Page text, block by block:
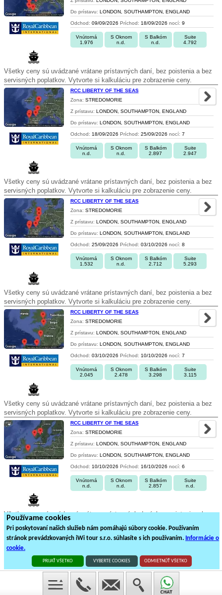
Používame cookies
Pri poskytovaní našich služieb nám pomáhajú súbory cookie. Používaním
stránok prevádzkovaných iWi tour s.r.o. súhlasíte s ich používaním. Informácie o
cookie.
PRIJAŤ VŠETKO VYBERTE COOKIES ODMIETNÚŤ VŠETKO
Do prístavu: LONDON, SOUTHAMPTON, ENGLAND
Odchod: 09/09/2026 Príchod: 18/09/2026 nocí: 9
Vnútorná
1.976
S Oknom
n.d.
S Balkóm
n.d.
Suite
4.792
Všetky ceny sú uvádzané vrátane prístavných daní, bez poistenia a bez
servisných poplatkov. Vytvorte si kalkuláciu pre zobrazenie ceny.
RCC LIBERTY OF THE SEAS
Zona: STREDOMORIE
Z prístavu: LONDON, SOUTHAMPTON, ENGLAND
Do prístavu: LONDON, SOUTHAMPTON, ENGLAND
Odchod: 18/09/2026 Príchod: 25/09/2026 nocí: 7
Vnútorná
n.d.
S Oknom
n.d.
S Balkóm
2.897
Suite
2.947
Všetky ceny sú uvádzané vrátane prístavných daní, bez poistenia a bez
servisných poplatkov. Vytvorte si kalkuláciu pre zobrazenie ceny.
RCC LIBERTY OF THE SEAS
Zona: STREDOMORIE
Z prístavu: LONDON, SOUTHAMPTON, ENGLAND
Do prístavu: LONDON, SOUTHAMPTON, ENGLAND
Odchod: 25/09/2026 Príchod: 03/10/2026 nocí: 8
Vnútorná
1.532
S Oknom
n.d.
S Balkóm
2.712
Suite
5.293
Všetky ceny sú uvádzané vrátane prístavných daní, bez poistenia a bez
servisných poplatkov. Vytvorte si kalkuláciu pre zobrazenie ceny.
RCC LIBERTY OF THE SEAS
Zona: STREDOMORIE
Z prístavu: LONDON, SOUTHAMPTON, ENGLAND
Do prístavu: LONDON, SOUTHAMPTON, ENGLAND
Odchod: 03/10/2026 Príchod: 10/10/2026 nocí: 7
Vnútorná
2.045
S Oknom
2.478
S Balkóm
3.298
Suite
3.115
Všetky ceny sú uvádzané vrátane prístavných daní, bez poistenia a bez
servisných poplatkov. Vytvorte si kalkuláciu pre zobrazenie ceny.
RCC LIBERTY OF THE SEAS
Zona: STREDOMORIE
Z prístavu: LONDON, SOUTHAMPTON, ENGLAND
Do prístavu: LONDON, SOUTHAMPTON, ENGLAND
Odchod: 10/10/2026 Príchod: 16/10/2026 nocí: 6
Vnútorná
n.d.
S Oknom
n.d.
S Balkóm
2.857
Suite
n.d.
Všetky ceny sú uvádzané vrátane prístavných daní, bez poistenia a bez
1
8plavieb loďou na1stránkách